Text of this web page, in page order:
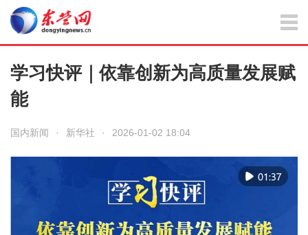
学习快评｜依靠创新为高质量发展赋
能
国内新闻 · 新华社 · 2026-01-02 18:04